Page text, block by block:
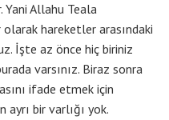
Yani Allahu Teala
hareketler arasındaki
İşte az önce hiç biriniz
varsınız. Biraz sonra
ifade etmek için
ayrı bir varlığı yok.